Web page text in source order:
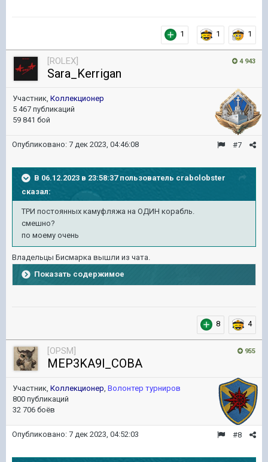
1 1 1
4 943
[ROLEX]
Sara_Kerrigan
Участник, Коллекционер
5 467 публикаций
59 841 бой
#7
Опубликовано: 7 дек 2023, 04:46:08
В 06.12.2023 в 23:58:37 пользователь crabolobster
сказал:
ТРИ постоянных камуфляжа на ОДИН корабль.
смешно?
по моему очень
Владельцы Бисмарка вышли из чата.
Показать содержимое
8 4
955
[OPSM]
MEP3KA9l_COBA
Участник, Коллекционер, Волонтер турниров
800 публикаций
32 706 боёв
#8
Опубликовано: 7 дек 2023, 04:52:03